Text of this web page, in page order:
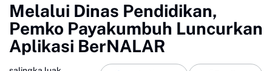
Melalui Dinas Pendidikan,
Pemko Payakumbuh Luncurkan
Aplikasi BerNALAR